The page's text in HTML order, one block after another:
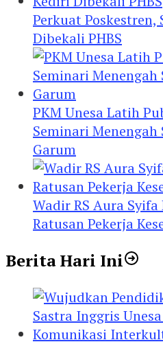
Perkuat
Dibekali PHBS
PKM Unesa Latih
Seminari
Garum
Wadir RS Aura
Ratusan Pekerja
Berita Hari Ini